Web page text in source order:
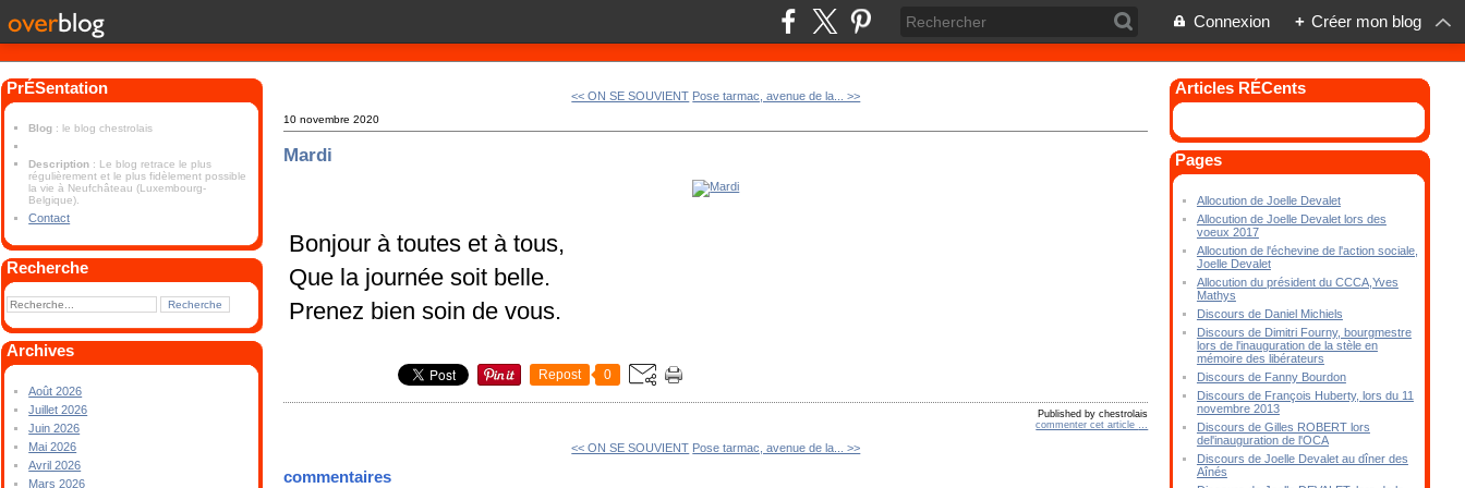
Connexion + Créer mon blog
PrÉSentation
Blog : le blog chestrolais
Description : Le blog retrace le plus
régulièrement et le plus fidèlement possible
la vie à Neufchâteau (Luxembourg-
Belgique).
Contact
Recherche
Archives
Août 2026
Juillet 2026
Juin 2026
Mai 2026
Avril 2026
Mars 2026
<< ON SE SOUVIENT Pose tarmac, avenue de la... >>
10 novembre 2020
Mardi
Bonjour à toutes et à tous,
Que la journée soit belle.
Prenez bien soin de vous.
Repost 0
Published by chestrolais
commenter cet article
<< ON SE SOUVIENT Pose tarmac, avenue de la... >>
commentaires
Articles RÉCents
Pages
Allocution de Joelle Devalet
Allocution de Joelle Devalet lors des
voeux 2017
Allocution de l'échevine de l'action sociale,
Joelle Devalet
Allocution du président du CCCA,Yves
Mathys
Discours de Daniel Michiels
Discours de Dimitri Fourny, bourgmestre
lors de l'inauguration de la stèle en
mémoire des libérateurs
Discours de Fanny Bourdon
Discours de François Huberty, lors du 11
novembre 2013
Discours de Gilles ROBERT lors
del'inauguration de l'OCA
Discours de Joelle Devalet au dîner des
Aînés